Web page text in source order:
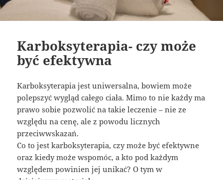
Karboksyterapia- czy może
być efektywna
Karboksyterapia jest uniwersalna, bowiem może
polepszyć wygląd całego ciała. Mimo to nie każdy ma
prawo sobie pozwolić na takie leczenie – nie ze
względu na cenę, ale z powodu licznych
przeciwwskazań.
Co to jest karboksyterapia, czy może być efektywne
oraz kiedy może wspomóc, a kto pod każdym
względem powinien jej unikać? O tym w